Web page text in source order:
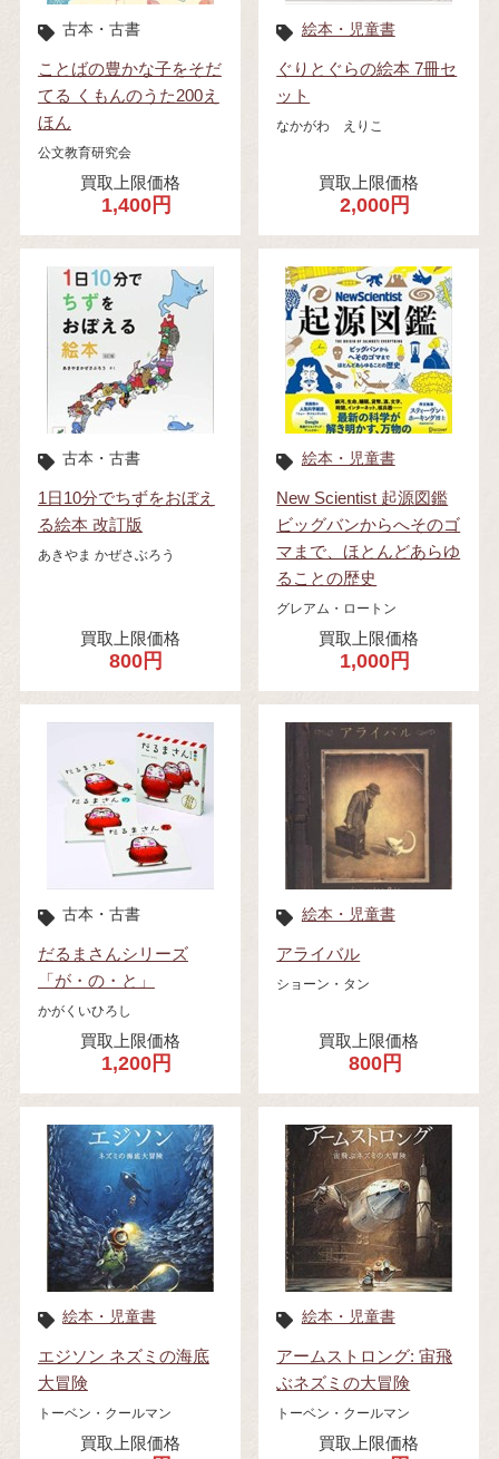
古本・古書
ことばの豊かな子をそだ
てる くもんのうた200え
ほん
公文教育研究会
買取上限価格
1,400円
絵本・児童書
ぐりとぐらの絵本 7冊セ
ット
なかがわ えりこ
買取上限価格
2,000円
古本・古書
1日10分でちずをおぼえ
る絵本 改訂版
あきやま かぜさぶろう
買取上限価格
800円
絵本・児童書
New Scientist 起源図鑑
ビッグバンからへそのゴ
マまで、ほとんどあらゆ
ることの歴史
グレアム・ロートン
買取上限価格
1,000円
古本・古書
だるまさんシリーズ
「が・の・と」
かがくいひろし
買取上限価格
1,200円
絵本・児童書
アライバル
ショーン・タン
買取上限価格
800円
絵本・児童書
エジソン ネズミの海底
大冒険
トーベン・クールマン
買取上限価格
絵本・児童書
アームストロング: 宙飛
ぶネズミの大冒険
トーベン・クールマン
買取上限価格